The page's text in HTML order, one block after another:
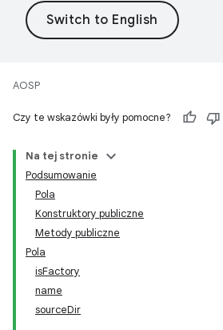
AOSP
Czy te wskazówki były pomocne?
Na tej stronie
Podsumowanie
Pola
Konstruktory publiczne
Metody publiczne
Pola
isFactory
name
sourceDir